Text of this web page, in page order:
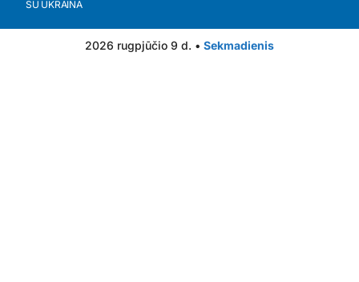
SU UKRAINA
2026 rugpjūčio 9 d. • Sekmadienis